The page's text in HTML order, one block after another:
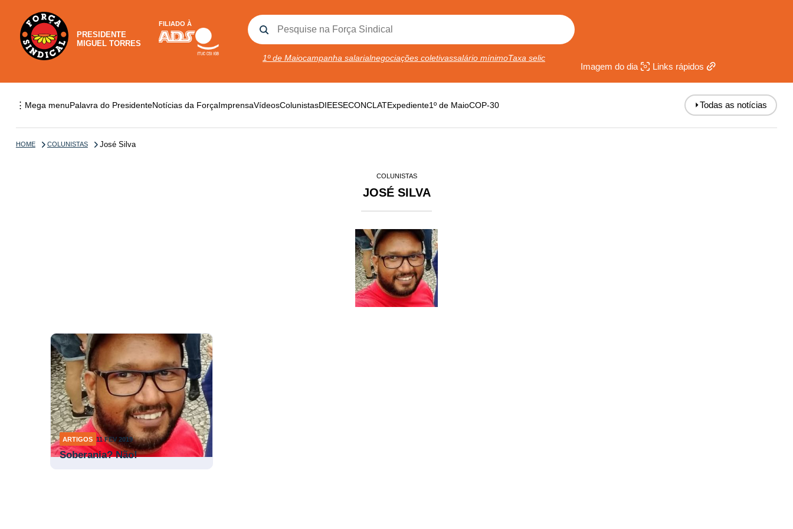
PRESIDENTE
MIGUEL TORRES
FILIADO À
1º de Maiocampanha salarialnegociações coletivassalário mínimoTaxa selic
Imagem do dia Links rápidos
⋮ Mega menuPalavra do PresidenteNotícias da ForçaImprensaVídeosColunistasDIEESECONCLATExpediente1º de MaioCOP-30 ⏵Todas as notícias
HOME COLUNISTAS José Silva
COLUNISTAS
JOSÉ SILVA
ARTIGOS 11 FEV 2019
Soberania? Não!